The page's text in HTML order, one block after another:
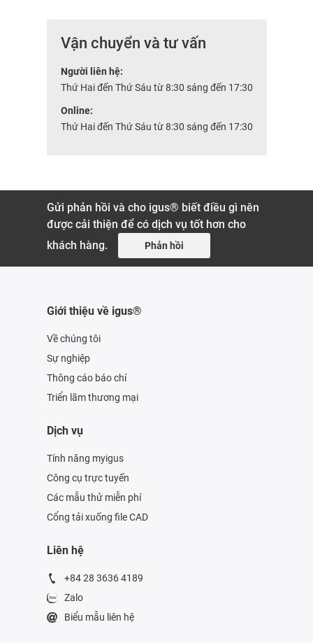
Vận chuyển và tư vấn
Người liên hệ:
Thứ Hai đến Thứ Sáu từ 8:30 sáng đến 17:30
Online:
Thứ Hai đến Thứ Sáu từ 8:30 sáng đến 17:30
Gửi phản hồi và cho igus® biết điều gì nên
được cải thiện để có dịch vụ tốt hơn cho
khách hàng.
Phản hồi
Giới thiệu về igus®
Về chúng tôi
Sự nghiệp
Thông cáo báo chí
Triển lãm thương mại
Dịch vụ
Tính năng myigus
Công cụ trực tuyến
Các mẫu thử miễn phí
Cổng tải xuống file CAD
Liên hệ
+84 28 3636 4189
Zalo
Biểu mẫu liên hệ